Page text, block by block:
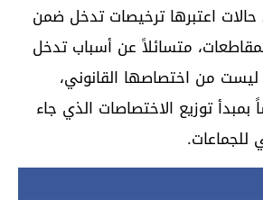
اعتبرها ترخيصات تدخل ضمن
متسائلاً عن أسباب تدخل
من اختصاصها القانوني،
توزيع الاختصاصات الذي جاء
للجماعات.